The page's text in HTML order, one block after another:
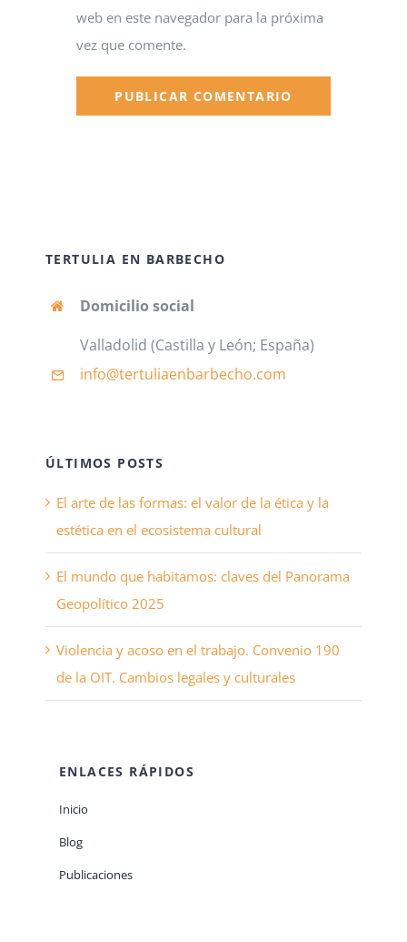
web en este navegador para la próxima
vez que comente.
TERTULIA EN BARBECHO
Domicilio social
Valladolid (Castilla y León; España)
info@tertuliaenbarbecho.com
ÚLTIMOS POSTS
El arte de las formas: el valor de la ética y la
estética en el ecosistema cultural
El mundo que habitamos: claves del Panorama
Geopolítico 2025
Violencia y acoso en el trabajo. Convenio 190
de la OIT. Cambios legales y culturales
ENLACES RÁPIDOS
Inicio
Blog
Publicaciones